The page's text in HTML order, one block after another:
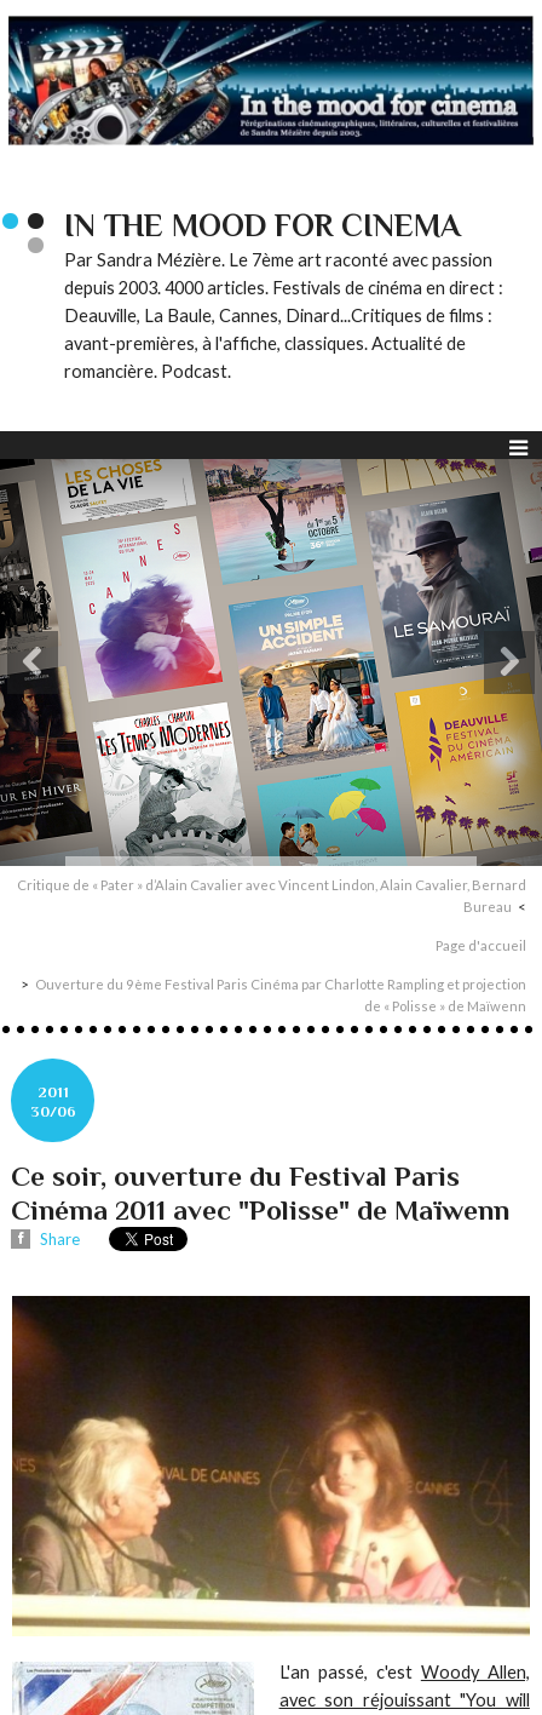
IN THE MOOD FOR CINEMA
Par Sandra Mézière. Le 7ème art raconté avec passion
depuis 2003. 4000 articles. Festivals de cinéma en direct :
Deauville, La Baule, Cannes, Dinard...Critiques de films :
avant-premières, à l'affiche, classiques. Actualité de
romancière. Podcast.
Critique de « Pater » d’Alain Cavalier avec Vincent Lindon, Alain Cavalier, Bernard
Bureau
Page d'accueil
Ouverture du 9ème Festival Paris Cinéma par Charlotte Rampling et projection
de « Polisse » de Maïwenn
2011
30/06
Ce soir, ouverture du Festival Paris
Cinéma 2011 avec "Polisse" de Maïwenn
Share
L'an passé, c'est Woody Allen,
avec son réjouissant "You will